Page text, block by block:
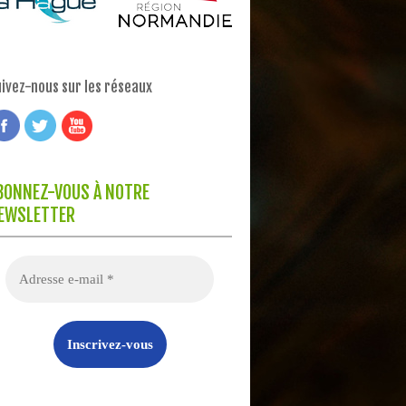
nous sur les réseaux
VOUS À NOTRE